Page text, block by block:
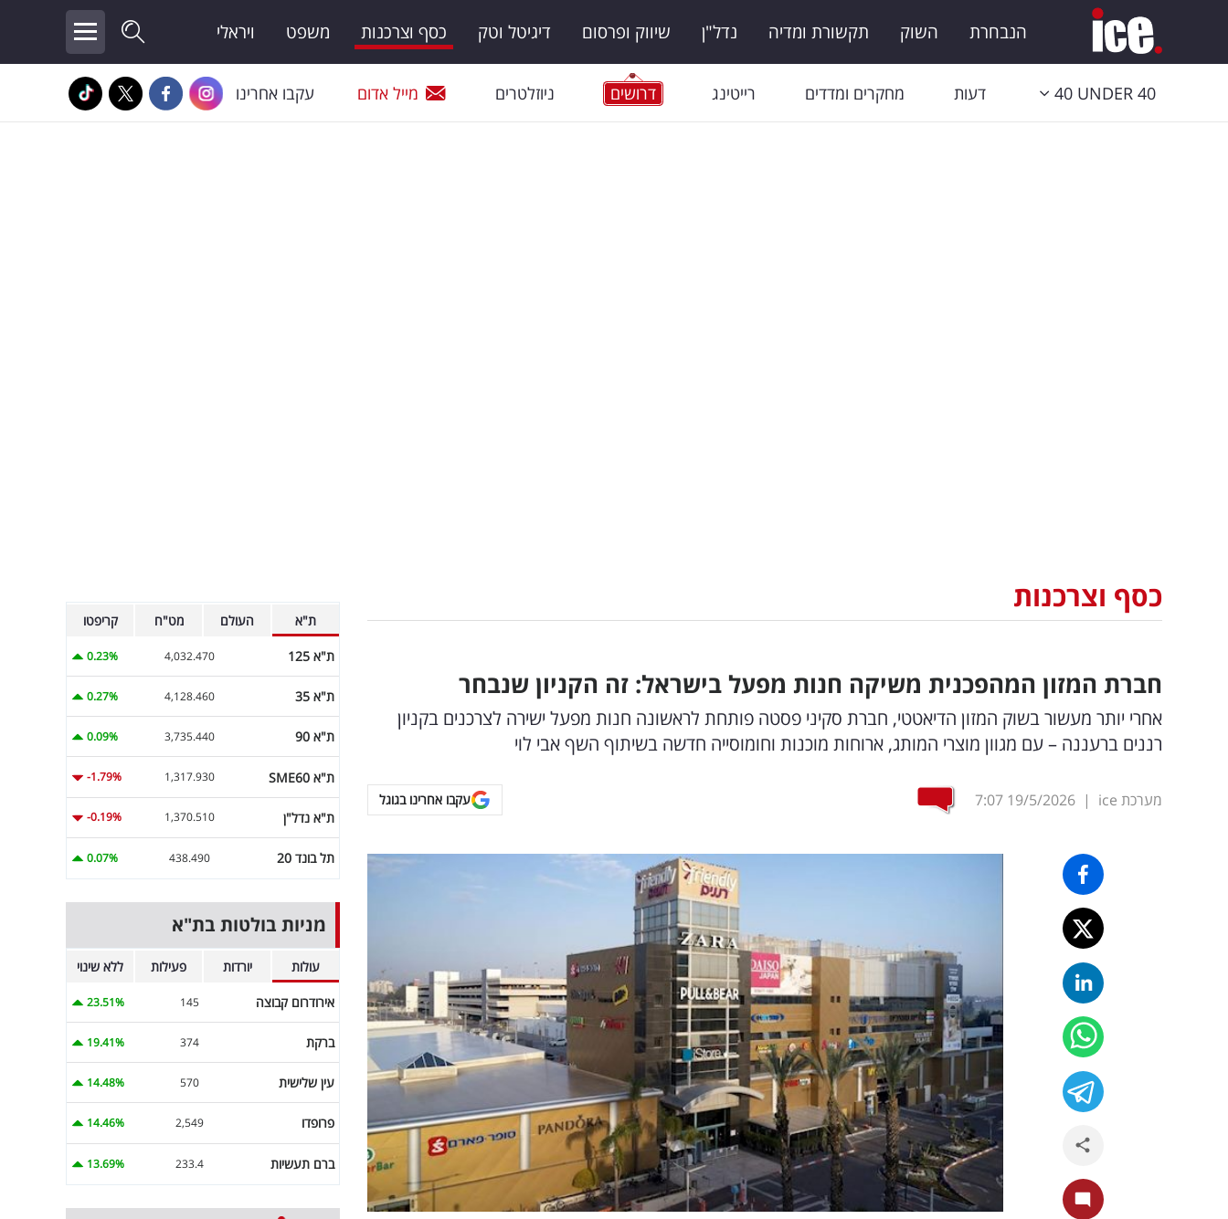
הנבחרת השוק תקשורת ומדיה נדל"ן שיווק ופרסום דיגיטל וטק כסף וצרכנות משפט ויראלי
40 UNDER 40 דעות מחקרים ומדדים רייטינג דרושים ניוזלטרים מייל אדום עקבו אחרינו
כסף וצרכנות
חברת המזון המהפכנית משיקה חנות מפעל בישראל: זה הקניון שנבחר
אחרי יותר מעשור בשוק המזון הדיאטטי, חברת סקיני פסטה פותחת לראשונה חנות מפעל ישירה לצרכנים בקניון
רננים ברעננה – עם מגוון מוצרי המותג, ארוחות מוכנות וחומוסייה חדשה בשיתוף השף אבי לוי
מערכת ice |
19/5/2026
7:07 עקבו אחרינו בגוגל
ת"א העולם מט"ח קריפטו
ת"א 125 4,032.470
0.23%
ת"א 35 4,128.460
0.27%
ת"א 90 3,735.440
0.09%
ת"א SME60 1,317.930
-1.79%
ת"א נדל"ן 1,370.510
-0.19%
תל בונד 20 438.490
0.07%
מניות בולטות בת"א
עולות יורדות פעילות ללא שינוי
אירודרום קבוצה 145
23.51%
ברקת 374
19.41%
עין שלישית 570
14.48%
פרופדו 2,549
14.46%
ברם תעשיות 233.4
13.69%